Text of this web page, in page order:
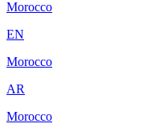
Morocco
EN
Morocco
AR
Morocco